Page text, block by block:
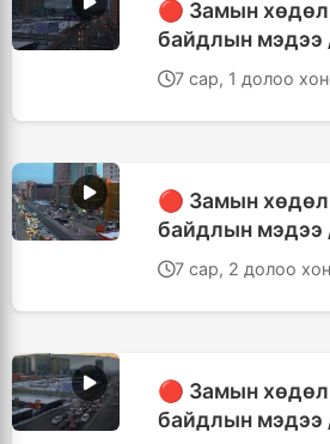
🔴 Замын
байдлын мэдээ
7 сар, 1 долоо
🔴 Замын
байдлын мэдээ
7 сар, 2 долоо
🔴 Замын
байдлын мэдээ